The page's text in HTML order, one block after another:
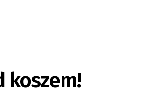
koszem!